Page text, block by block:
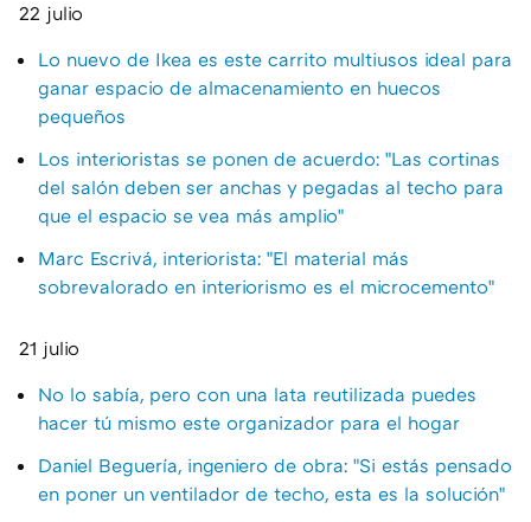
22 julio
Lo nuevo de Ikea es este carrito multiusos ideal para
ganar espacio de almacenamiento en huecos
pequeños
Los interioristas se ponen de acuerdo: "Las cortinas
del salón deben ser anchas y pegadas al techo para
que el espacio se vea más amplio"
Marc Escrivá, interiorista: "El material más
sobrevalorado en interiorismo es el microcemento"
21 julio
No lo sabía, pero con una lata reutilizada puedes
hacer tú mismo este organizador para el hogar
Daniel Beguería, ingeniero de obra: "Si estás pensado
en poner un ventilador de techo, esta es la solución"